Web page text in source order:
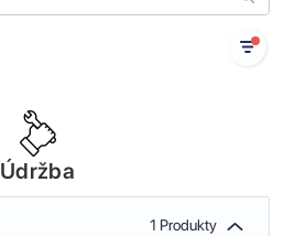
Údržba
1 Produkty